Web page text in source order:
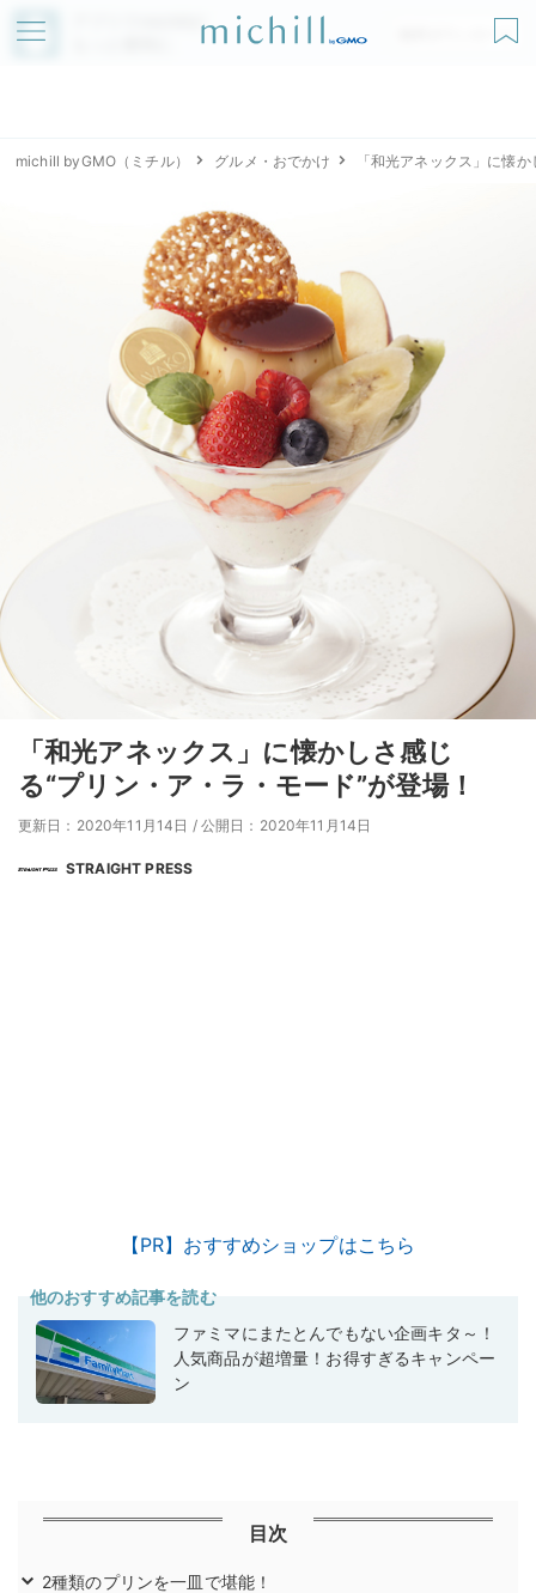
アプリでmichillが
無料ダウンロード
michill byGMO（ミチル） グルメ・おでかけ 「和光アネックス」に懐
「和光アネックス」に懐かしさ感じ
る“プリン・ア・ラ・モード”が登場！
更新日：2020年11月14日 / 公開日：2020年11月14日
STRAIGHT PRESS
【PR】おすすめショップはこちら
他のおすすめ記事を読む
ファミマにまたとんでもない企画キタ～！
人気商品が超増量！お得すぎるキャンペー
ン
目次
2種類のプリンを一皿で堪能！